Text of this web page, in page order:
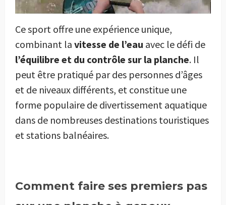
Ce sport offre une expérience unique,
combinant la vitesse de l’eau avec le défi de
l’équilibre et du contrôle sur la planche. Il
peut être pratiqué par des personnes d’âges
et de niveaux différents, et constitue une
forme populaire de divertissement aquatique
dans de nombreuses destinations touristiques
et stations balnéaires.
Comment faire ses premiers pas